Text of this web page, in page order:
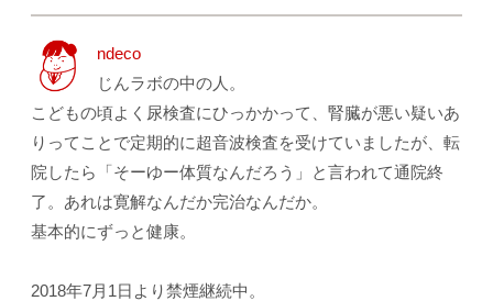
ndeco
じんラボの中の人。
こどもの頃よく尿検査にひっかかって、腎臓が悪い疑いあ
りってことで定期的に超音波検査を受けていましたが、転
院したら「そーゆー体質なんだろう」と言われて通院終
了。あれは寛解なんだか完治なんだか。
基本的にずっと健康。
2018年7月1日より禁煙継続中。